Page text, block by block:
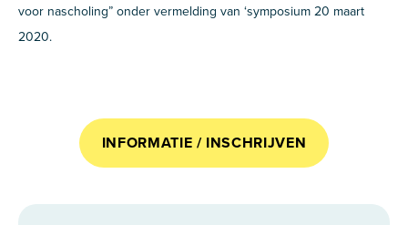
voor nascholing” onder vermelding van ‘symposium 20 maart
2020.
INFORMATIE / INSCHRIJVEN